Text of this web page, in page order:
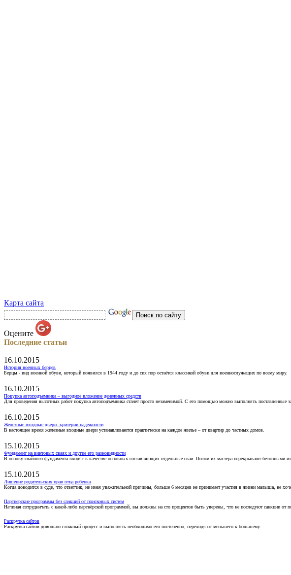
Карта сайта
Оцените
Последние статьи
16.10.2015
История военных берцев
Берцы - вид военной обуви, который появился в 1944 году и до сих пор остаётся классикой обуви для военнослужащих по всему миру.
16.10.2015
Покупка автоподъемника – выгодное вложение денежных средств
Для проведения высотных работ покупка автоподъемника станет просто незаменимой. С его помощью можно выполнять поставленные
16.10.2015
Железные входные двери: критерии надежности
В настоящее время железные входные двери устанавливаются практически на каждое жилье – от квартир до частных домов.
15.10.2015
Фундамент на винтовых сваях и другие его разновидности
В основу свайного фундамента входят в качестве основных составляющих отдельные сваи. Потом их мастера перекрывают бетонными
15.10.2015
Лишение родительских прав отца ребенка
Когда доводится в суде, что ответчик, не имея уважительной причины, больше 6 месяцев не принимает участия в жизни малыша, не
Партнёрские программы без санкций от поисковых систем
Начиная сотрудничать с какой-либо партнёрской программой, вы должны на сто процентов быть уверены, что не последуют санкции от
Раскрутка сайтов
Раскрутка сайтов довольно сложный процесс и выполнять необходимо его постепенно, переходя от меньшего к большему.